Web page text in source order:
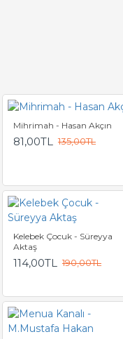
Mihrimah - Hasan Akçın
81,00TL 135,00TL
Kelebek Çocuk - Süreyya
Aktaş
114,00TL 190,00TL